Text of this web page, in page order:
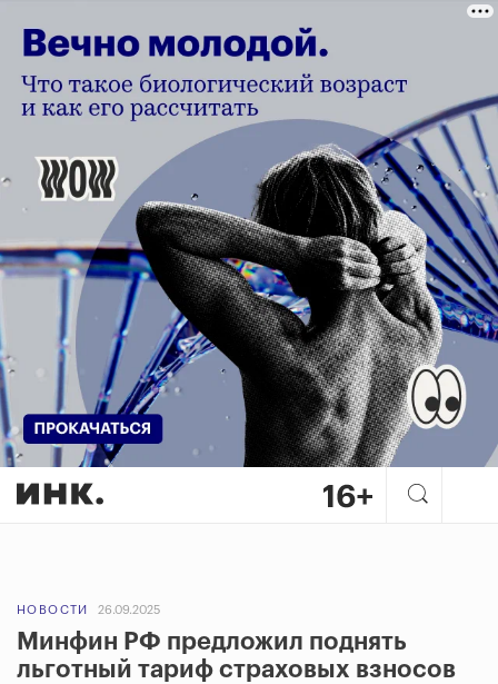
НОВОСТИ 26.09.2025
Минфин РФ предложил поднять
льготный тариф страховых взносов